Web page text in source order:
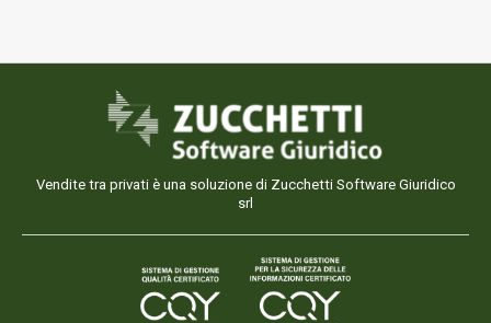
Vendite tra privati è una soluzione di Zucchetti Software Giuridico
srl